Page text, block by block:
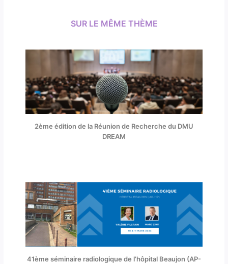
SUR LE MÊME THÈME
2ème édition de la Réunion de Recherche du DMU
DREAM
41ème séminaire radiologique de l’hôpital Beaujon (AP-